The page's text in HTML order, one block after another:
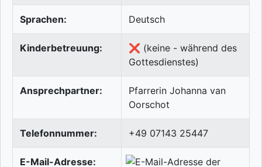
Sprachen: Deutsch
Kinderbetreuung:
❌ (keine - während des
Gottesdienstes)
Ansprechpartner:
Pfarrerin Johanna van
Oorschot
Telefonnummer: +49 07143 25447
E-Mail-Adresse: